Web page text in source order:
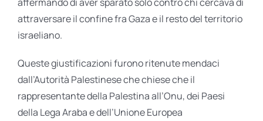
attraversare il confine fra Gaza e il resto del territorio
israeliano.
Queste giustificazioni furono ritenute mendaci
dall’Autorità Palestinese che chiese che il
rappresentante della Palestina all’Onu, dei Paesi
della Lega Araba e dell’Unione Europea